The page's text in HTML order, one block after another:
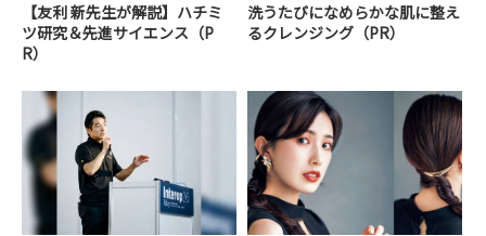
【友利 新先生が解説】ハチミ
ツ研究＆先進サイエンス（P
R）
洗うたびになめらかな肌に整え
るクレンジング（PR）